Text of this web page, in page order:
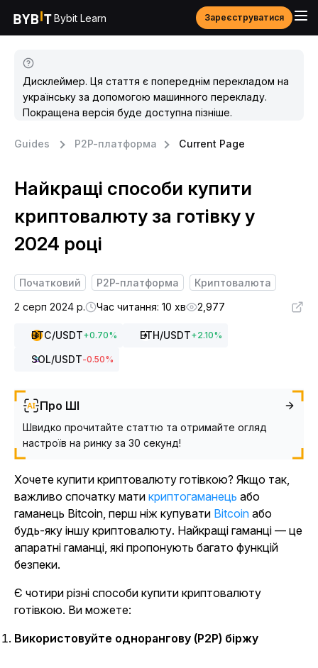
Bybit Learn Зареєструватися
Дисклеймер. Ця стаття є попереднім перекладом на
українську за допомогою машинного перекладу.
Покращена версія буде доступна пізніше.
Guides P2P-платформа Current Page
Найкращі способи купити
криптовалюту за готівку у
2024 році
Початковий P2P-платформа
Криптовалюта
2 серп 2024 р.
Час читання: 10 хв 2,977
BTC/USDT+0.70% ETH/USDT+2.10%
SOL/USDT-0.50%
Про ШІ
Швидко прочитайте статтю та отримайте огляд
настроїв на ринку за 30 секунд!
Хочете купити криптовалюту готівкою? Якщо так,
важливо спочатку мати криптогаманець або
гаманець Bitcoin, перш ніж купувати Bitcoin або
будь-яку іншу криптовалюту. Найкращі гаманці — це
апаратні гаманці, які пропонують багато функцій
безпеки.
Є чотири різні способи купити криптовалюту
готівкою. Ви можете:
Використовуйте однорангову (P2P) біржу